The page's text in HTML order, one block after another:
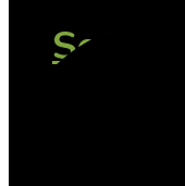
SeGeTra